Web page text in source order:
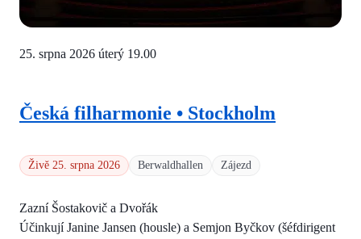
Živě 25. srpna 2026 Berwaldhallen Zájezd
Česká filharmonie • Stockholm
Zazní Šostakovič a Dvořák
Účinkují Janine Jansen (housle) a Semjon Byčkov (šéfdirigent
25. srpna 2026 úterý 19.00